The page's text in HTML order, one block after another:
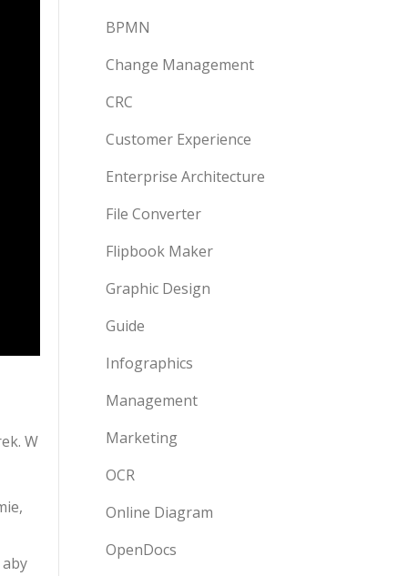
W
BPMN
Change Management
CRC
Customer Experience
Enterprise Architecture
File Converter
Flipbook Maker
Graphic Design
Guide
Infographics
Management
Marketing
OCR
Online Diagram
OpenDocs